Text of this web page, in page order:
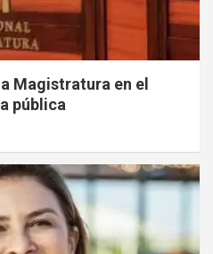
Magistratura en el
pública